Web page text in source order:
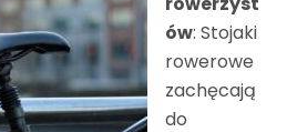
ów: Stojaki
rowerowe
zachęcają
do